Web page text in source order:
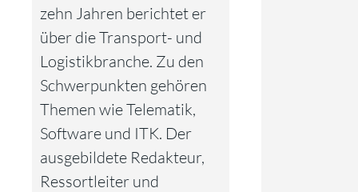
zehn Jahren berichtet er
über die Transport- und
Logistikbranche. Zu den
Schwerpunkten gehören
Themen wie Telematik,
Software und ITK. Der
ausgebildete Redakteur,
Ressortleiter und